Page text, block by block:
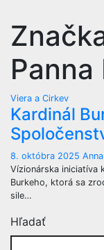
Panna
Viera a Cirkev
Kardinál
8. októbra 2025
Vízionárska iniciatíva
Burkeho, ktorá sa
sile…
Hľadať